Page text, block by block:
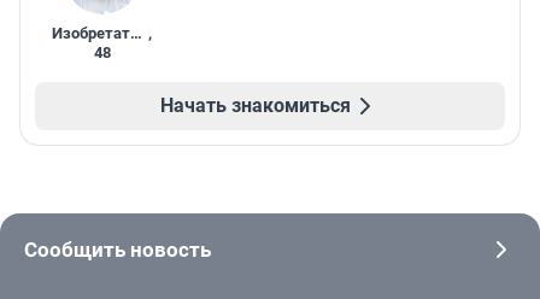
Изобретатель ,
48
Начать знакомиться
Сообщить новость